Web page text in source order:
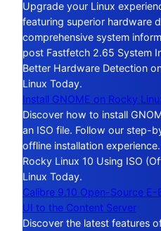
Upgrade your Linux
featuring superior hardware
comprehensive system
post Fastfetch 2.65 System
Better Hardware Detection
Linux Today.
Install GNOME on Rocky
Discover how to install
an ISO file. Follow our step-
offline installation
Rocky Linux 10 Using ISO
Linux Today.
Calibre 9.10 Open-Source
UI to the Content Server
Discover the latest features